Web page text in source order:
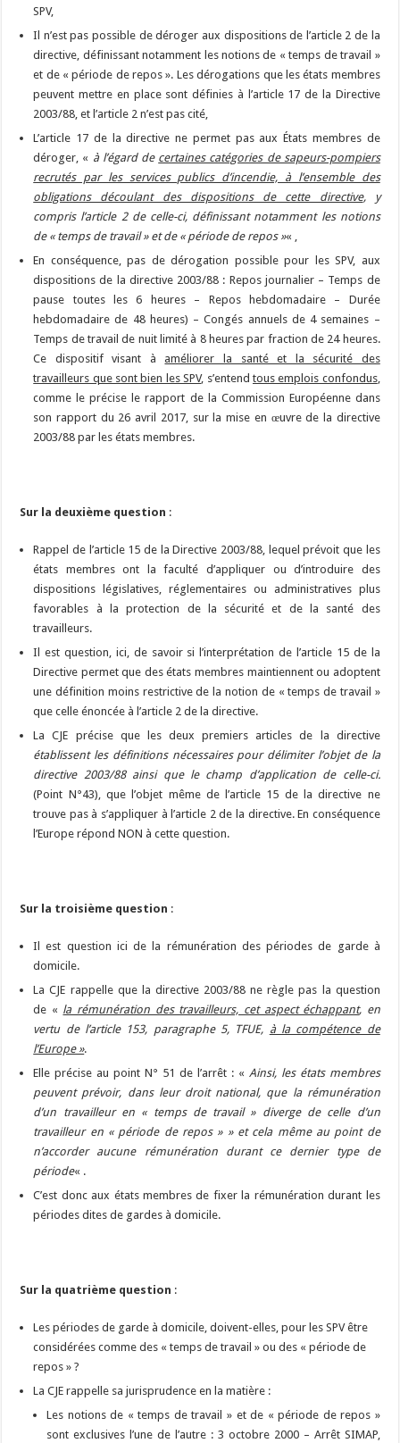
SPV,
Il n’est pas possible de déroger aux dispositions de l’article 2 de la
directive, définissant notamment les notions de « temps de travail »
et de « période de repos ». Les dérogations que les états membres
peuvent mettre en place sont définies à l’article 17 de la Directive
2003/88, et l’article 2 n’est pas cité,
L’article 17 de la directive ne permet pas aux États membres de
déroger, « à l’égard de certaines catégories de sapeurs-pompiers
recrutés par les services publics d’incendie, à l’ensemble des
obligations découlant des dispositions de cette directive, y
compris l’article 2 de celle-ci, définissant notamment les notions
de « temps de travail » et de « période de repos »« ,
En conséquence, pas de dérogation possible pour les SPV, aux
dispositions de la directive 2003/88 : Repos journalier – Temps de
pause toutes les 6 heures – Repos hebdomadaire – Durée
hebdomadaire de 48 heures) – Congés annuels de 4 semaines –
Temps de travail de nuit limité à 8 heures par fraction de 24 heures.
Ce dispositif visant à améliorer la santé et la sécurité des
travailleurs que sont bien les SPV, s’entend tous emplois confondus,
comme le précise le rapport de la Commission Européenne dans
son rapport du 26 avril 2017, sur la mise en œuvre de la directive
2003/88 par les états membres.
Sur la deuxième question :
Rappel de l’article 15 de la Directive 2003/88, lequel prévoit que les
états membres ont la faculté d’appliquer ou d’introduire des
dispositions législatives, réglementaires ou administratives plus
favorables à la protection de la sécurité et de la santé des
travailleurs.
Il est question, ici, de savoir si l’interprétation de l’article 15 de la
Directive permet que des états membres maintiennent ou adoptent
une définition moins restrictive de la notion de « temps de travail »
que celle énoncée à l’article 2 de la directive.
La CJE précise que les deux premiers articles de la directive
établissent les définitions nécessaires pour délimiter l’objet de la
directive 2003/88 ainsi que le champ d’application de celle-ci.
(Point N°43), que l’objet même de l’article 15 de la directive ne
trouve pas à s’appliquer à l’article 2 de la directive. En conséquence
l’Europe répond NON à cette question.
Sur la troisième question :
Il est question ici de la rémunération des périodes de garde à
domicile.
La CJE rappelle que la directive 2003/88 ne règle pas la question
de « la rémunération des travailleurs, cet aspect échappant, en
vertu de l’article 153, paragraphe 5, TFUE, à la compétence de
l’Europe ».
Elle précise au point N° 51 de l’arrêt : « Ainsi, les états membres
peuvent prévoir, dans leur droit national, que la rémunération
d’un travailleur en « temps de travail » diverge de celle d’un
travailleur en « période de repos » » et cela même au point de
n’accorder aucune rémunération durant ce dernier type de
période« .
C’est donc aux états membres de fixer la rémunération durant les
périodes dites de gardes à domicile.
Sur la quatrième question :
Les périodes de garde à domicile, doivent-elles, pour les SPV être
considérées comme des « temps de travail » ou des « période de
repos » ?
La CJE rappelle sa jurisprudence en la matière :
Les notions de « temps de travail » et de « période de repos »
sont exclusives l’une de l’autre : 3 octobre 2000 – Arrêt SIMAP,